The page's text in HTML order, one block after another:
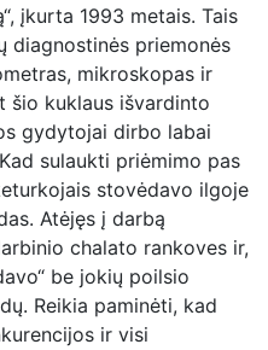
įkurta 1993 metais. Tais
diagnostinės priemonės
mikroskopas ir
šio kuklaus išvardinto
gydytojai dirbo labai
sulaukti priėmimo pas
stovėdavo ilgoje
Atėjęs į darbą
chalato rankoves ir,
be jokių poilsio
Reikia paminėti, kad
ir visi